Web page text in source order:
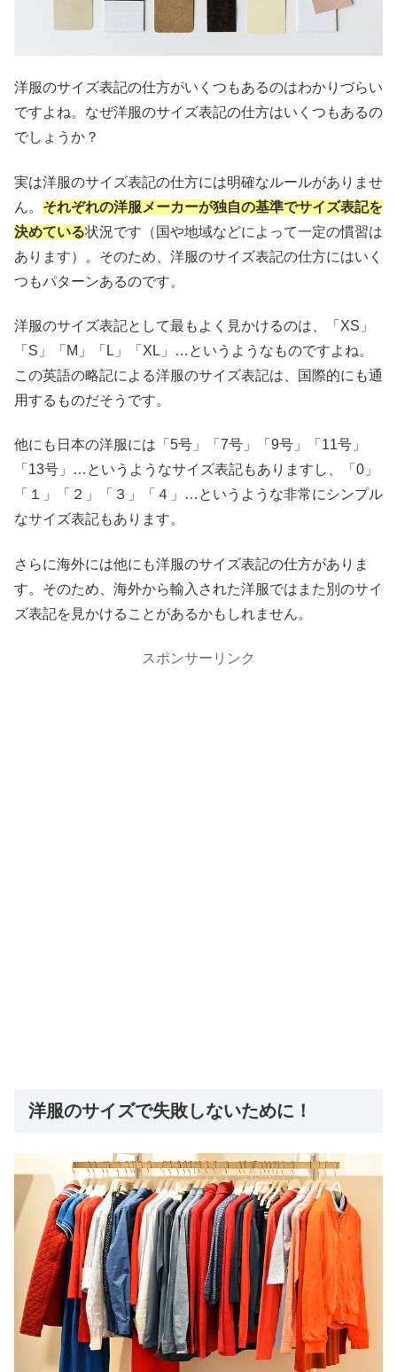
洋服のサイズ表記の仕方がいくつもあるのはわかりづらい
ですよね。なぜ洋服のサイズ表記の仕方はいくつもあるの
でしょうか？
実は洋服のサイズ表記の仕方には明確なルールがありませ
ん。 それぞれの洋服メーカーが独自の基準でサイズ表記を
決めている状況です（国や地域などによって一定の慣習は
あります）。そのため、洋服のサイズ表記の仕方にはいく
つもパターンあるのです。
洋服のサイズ表記として最もよく見かけるのは、「XS」
「S」「M」「L」「XL」…というようなものですよね。
この英語の略記による洋服のサイズ表記は、国際的にも通
用するものだそうです。
他にも日本の洋服には「5号」「7号」「9号」「11号」
「13号」…というようなサイズ表記もありますし、「0」
「１」「２」「３」「４」…というような非常にシンプル
なサイズ表記もあります。
さらに海外には他にも洋服のサイズ表記の仕方がありま
す。そのため、海外から輸入された洋服ではまた別のサイ
ズ表記を見かけることがあるかもしれません。
スポンサーリンク
洋服のサイズで失敗しないために！